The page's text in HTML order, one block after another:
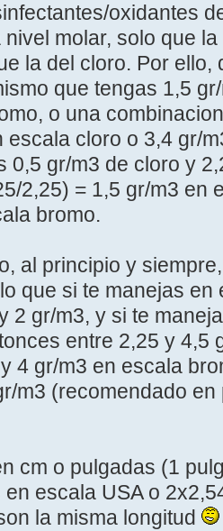
oxidantes
molar, solo que
la del cloro. Por ello,
que tengas 1,5
o una
escala cloro o 3,4 gr/
0,5 gr/m3 de cloro y
2,25) = 1,5 gr/m3 en
bromo.
al principio y
que si te manejas
2 gr/m3, y si te
entre 2,25 y 4,5
4 gr/m3 en escala
m3 (recomendado
cm o pulgadas (1
escala USA o
la misma longitud